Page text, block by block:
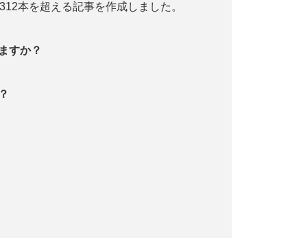
本を超える記事を作成しました。
すか？